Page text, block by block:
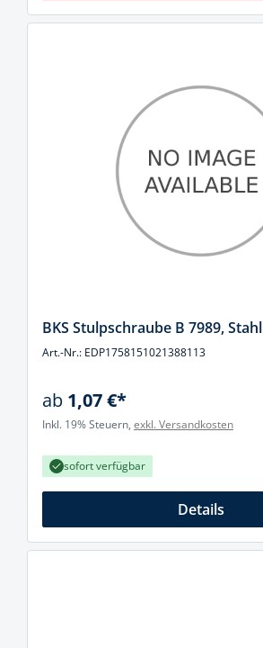
BKS Stulpschraube B 7989, Stahl
Art.-Nr.: EDP1758151021388113
ab 1,07 €*
Inkl. 19% Steuern, exkl. Versandkosten
sofort verfügbar
Details